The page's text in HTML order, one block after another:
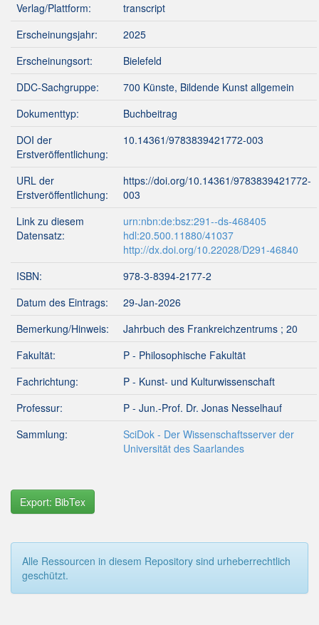
Verlag/Plattform:
transcript
Erscheinungsjahr:
2025
Erscheinungsort:
Bielefeld
DDC-Sachgruppe:
700 Künste, Bildende Kunst allgemein
Dokumenttyp:
Buchbeitrag
DOI der
Erstveröffentlichung:
10.14361/9783839421772-003
URL der
Erstveröffentlichung:
https://doi.org/10.14361/9783839421772-
003
Link zu diesem
Datensatz:
urn:nbn:de:bsz:291--ds-468405
hdl:20.500.11880/41037
http://dx.doi.org/10.22028/D291-46840
ISBN:
978-3-8394-2177-2
Datum des Eintrags:
29-Jan-2026
Bemerkung/Hinweis:
Jahrbuch des Frankreichzentrums ; 20
Fakultät:
P - Philosophische Fakultät
Fachrichtung:
P - Kunst- und Kulturwissenschaft
Professur:
P - Jun.-Prof. Dr. Jonas Nesselhauf
Sammlung:
SciDok - Der Wissenschaftsserver der
Universität des Saarlandes
Export: BibTex
Alle Ressourcen in diesem Repository sind urheberrechtlich
geschützt.